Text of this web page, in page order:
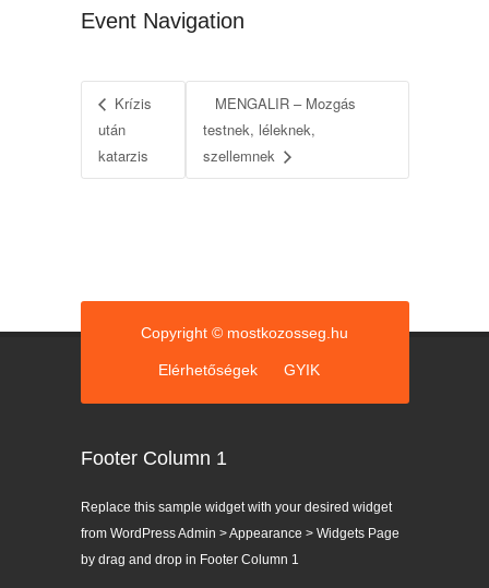
Event Navigation
Krízis
után
katarzis
MENGALIR – Mozgás
testnek, léleknek,
szellemnek
Copyright © mostkozosseg.hu
Elérhetőségek GYIK
Footer Column 1
Replace this sample widget with your desired widget
from WordPress Admin > Appearance > Widgets Page
by drag and drop in Footer Column 1